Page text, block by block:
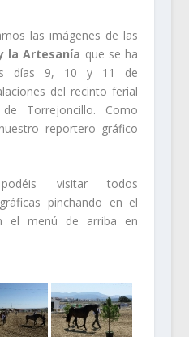
las imágenes de las
la Artesanía que se ha
días 9, 10 y 11 de
del recinto ferial
Torrejoncillo. Como
reportero gráfico
visitar todos
pinchando en el
el menú de arriba en